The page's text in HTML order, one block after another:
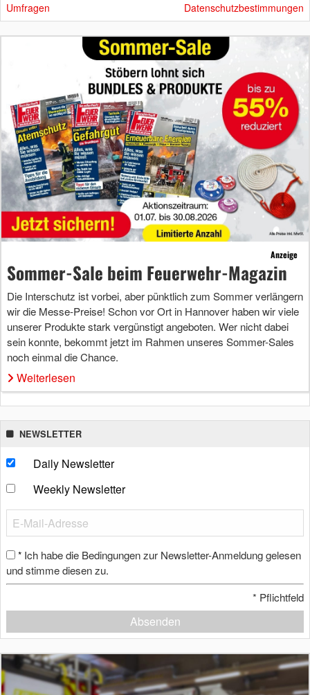
Umfragen Datenschutzbestimmungen
Anzeige
Sommer-Sale beim Feuerwehr-Magazin
Die Interschutz ist vorbei, aber pünktlich zum Sommer verlängern
wir die Messe-Preise! Schon vor Ort in Hannover haben wir viele
unserer Produkte stark vergünstigt angeboten. Wer nicht dabei
sein konnte, bekommt jetzt im Rahmen unseres Sommer-Sales
noch einmal die Chance.
Weiterlesen
NEWSLETTER
Daily Newsletter
Weekly Newsletter
* Ich habe die Bedingungen zur Newsletter-Anmeldung gelesen
und stimme diesen zu.
* Pflichtfeld
Absenden